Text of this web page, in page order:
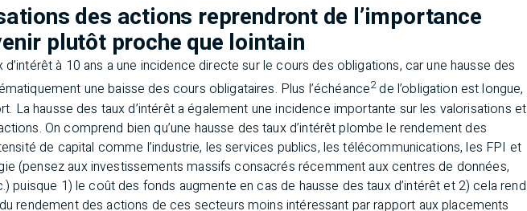
des actions reprendront de l’importance
plutôt proche que lointain
d’intérêt à 10 ans a une incidence directe sur le cours des obligations, car une hausse des
une baisse des cours obligataires. Plus l’échéance2de l’obligation est longue,
La hausse des taux d’intérêt a également une incidence importante sur les valorisations et
On comprend bien qu’une hausse des taux d’intérêt plombe le rendement des
de capital comme l’industrie, les services publics, les télécommunications, les FPI et
(pensez aux investissements massifs consacrés récemment aux centres de données,
puisque 1) le coût des fonds augmente en cas de hausse des taux d’intérêt et 2) cela rend
rendement des actions de ces secteurs moins intéressant par rapport aux placements